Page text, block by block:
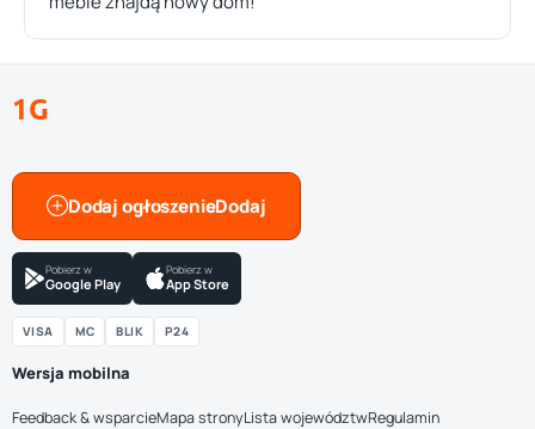
1G
Dodaj ogłoszenie
Pobierz w
Google Play
Pobierz w
App Store
VISA MC BLIK P24
Wersja mobilna
Feedback & wsparcieMapa stronyLista województwRegulamin